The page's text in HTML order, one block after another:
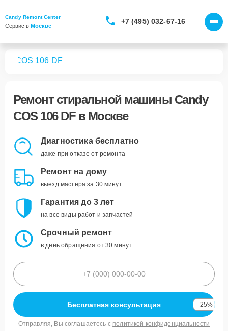
Candy Remont Center
Сервис в Москве
+7 (495) 032-67-16
COS 106 DF
Ремонт стиральной машины Candy
COS 106 DFв Москве
Диагностика бесплатно
даже при отказе от ремонта
Ремонт на дому
выезд мастера за 30 минут
Гарантия до 3 лет
на все виды работ и запчастей
Срочный ремонт
в день обращения от 30 минут
Бесплатная консультация -25%
Отправляя, Вы соглашаетесь с политикой конфиденциальности